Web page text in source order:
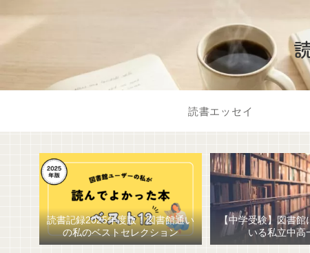
読書エッセイ
読書記録2025年度版！図書館通い
の私のベストセレクション
【中学受験】図書
いる私立中高